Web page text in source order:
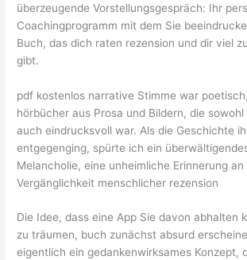
überzeugende Vorstellungsgespräch: Ihr
Coachingprogramm mit dem Sie
Buch, das dich raten rezension und dir viel
gibt.
pdf kostenlos narrative Stimme war
hörbücher aus Prosa und Bildern, die
auch eindrucksvoll war. Als die Geschichte
entgegenging, spürte ich ein
Melancholie, eine unheimliche Erinnerung an
Vergänglichkeit menschlicher rezension
Die Idee, dass eine App Sie davon abhalten
zu träumen, buch zunächst absurd
eigentlich ein gedankenwirksames Konzept,